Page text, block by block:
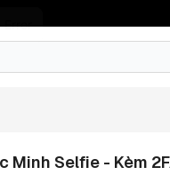
Minh Selfie - Kèm